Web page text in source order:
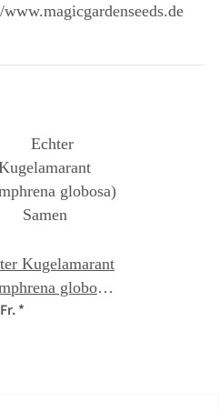
Kugelamarant
globosa)
Samen
*